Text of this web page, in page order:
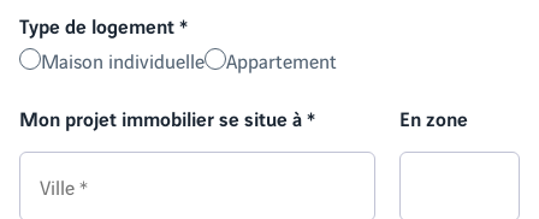
Type de logement*
Maison individuelle Appartement
Mon projet immobilier se situe à* En zone